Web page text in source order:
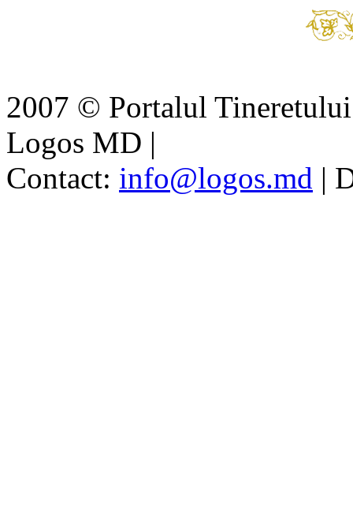
2007 © Portalul
Logos MD |
Contact: info@logos.md |